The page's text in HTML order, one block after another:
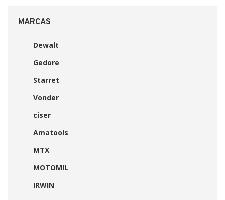
MARCAS
Dewalt
Gedore
Starret
Vonder
ciser
Amatools
MTX
MOTOMIL
IRWIN